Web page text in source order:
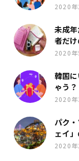
2020年
未成
者だ
2020年
韓国
ゃう？
2020年
パク
ェイ
2020年